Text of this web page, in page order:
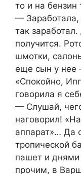
то и на
—
так
получится.
шмотки,
еще сын у нее
«Спокойно,
говорила я
— Слушай,
наговорил!
аппарат»… Да
тропической
пашет и
прочим, в